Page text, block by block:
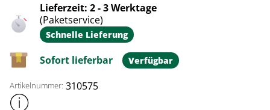
Lieferzeit: 2 - 3 Werktage
(Paketservice)
Schnelle Lieferung
Sofort lieferbar Verfügbar
Artikelnummer: 310575
Weitere Produktinformationen anzeigen